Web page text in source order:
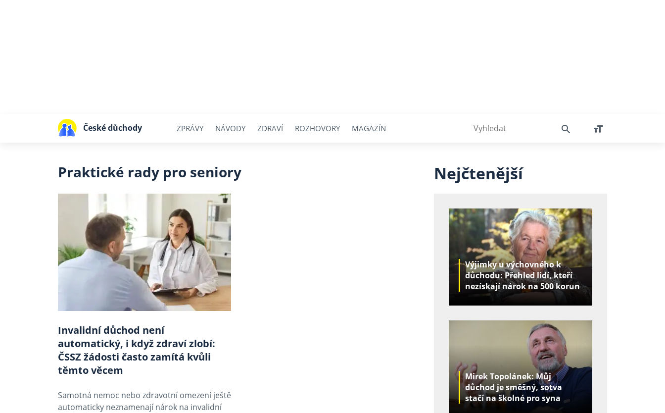
České důchody ZPRÁVY NÁVODY ZDRAVÍ ROZHOVORY MAGAZÍN
Praktické rady pro seniory
Invalidní důchod není
automatický, i když zdraví zlobí:
ČSSZ žádosti často zamítá kvůli
těmto věcem
Samotná nemoc nebo zdravotní omezení ještě
automaticky neznamenají nárok na invalidní
Nejčtenější
Výjimky u výchovného k
důchodu: Přehled lidí, kteří
nezískají nárok na 500 korun
za děti
Mirek Topolánek: Můj
důchod je směšný, sotva
stačí na školné pro syna